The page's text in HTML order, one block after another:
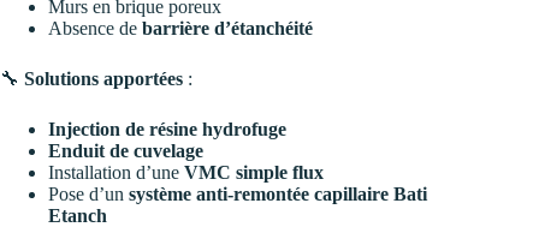
Murs en brique poreux
Absence de barrière d’étanchéité
🔧 Solutions apportées :
Injection de résine hydrofuge
Enduit de cuvelage
Installation d’une VMC simple flux
Pose d’un système anti-remontée capillaire Bati
Etanch